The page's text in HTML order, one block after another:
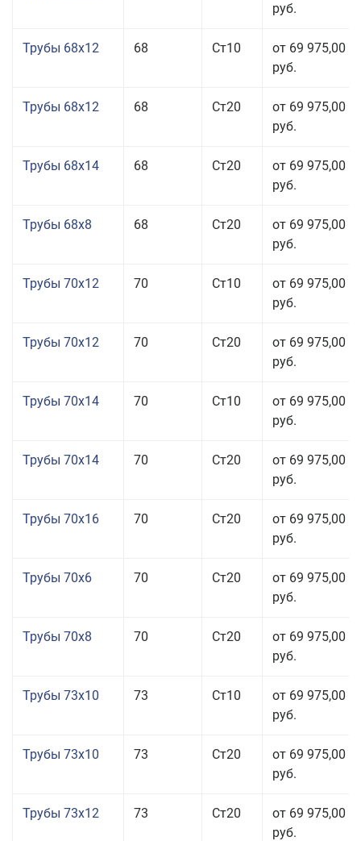
руб.
Трубы 68x12 68 Ст10
от 69 975,00
руб.
Трубы 68x12 68 Ст20
от 69 975,00
руб.
Трубы 68x14 68 Ст20
от 69 975,00
руб.
Трубы 68x8 68 Ст20
от 69 975,00
руб.
Трубы 70x12 70 Ст10
от 69 975,00
руб.
Трубы 70x12 70 Ст20
от 69 975,00
руб.
Трубы 70x14 70 Ст10
от 69 975,00
руб.
Трубы 70x14 70 Ст20
от 69 975,00
руб.
Трубы 70x16 70 Ст20
от 69 975,00
руб.
Трубы 70x6 70 Ст20
от 69 975,00
руб.
Трубы 70x8 70 Ст20
от 69 975,00
руб.
Трубы 73x10 73 Ст10
от 69 975,00
руб.
Трубы 73x10 73 Ст20
от 69 975,00
руб.
Трубы 73x12 73 Ст20
от 69 975,00
руб.